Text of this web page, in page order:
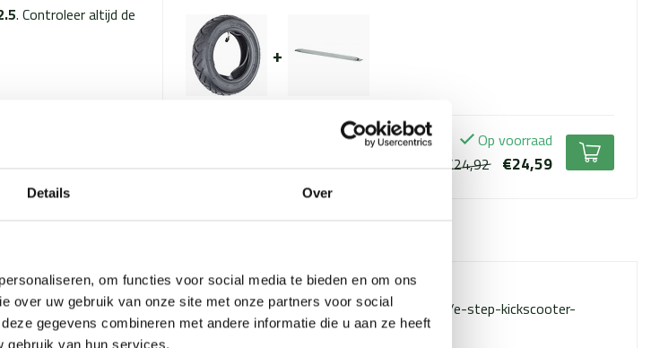
Details Over
om functies voor social media te bieden en om ons
over uw gebruik van onze site met onze partners voor social
gegevens combineren met andere informatie die u aan ze heeft
gebruik van hun services.
. Controleer altijd de
en profiteert
van de
+
Op voorraad
€24,92
€24,59
TypeError: Failed to fetch
https://www.scooteronderdelen.com/banden/e-step-kickscooter-
banden/buitenbanden/